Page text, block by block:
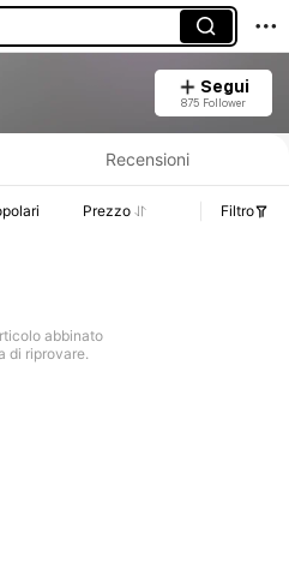
Segui
875 Follower
Recensioni
Prezzo Filtro
abbinato
di riprovare.